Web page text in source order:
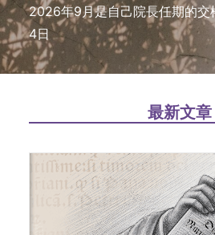
2026年9月是自己院長任期的交
4日
最新文章